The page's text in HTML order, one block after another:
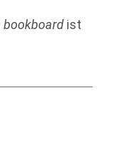
bookboard ist